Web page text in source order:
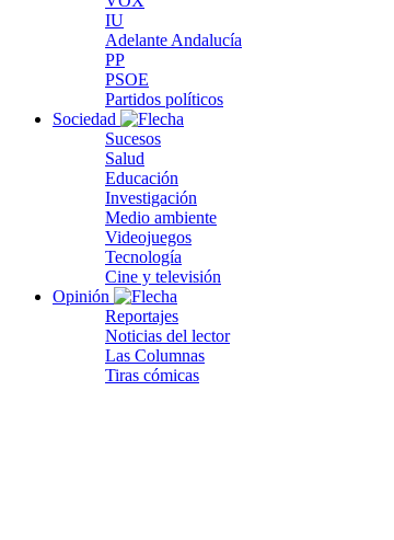
IU
Adelante Andalucía
PP
PSOE
Partidos políticos
Sociedad
Sucesos
Salud
Educación
Investigación
Medio ambiente
Videojuegos
Tecnología
Cine y televisión
Opinión
Reportajes
Noticias del lector
Las Columnas
Tiras cómicas